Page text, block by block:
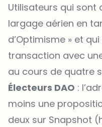
Utilisateurs qui sont
largage aérien en
d’Optimisme » et
transaction avec
au cours de quatre
Électeurs DAO :
moins une
deux sur Snapshot